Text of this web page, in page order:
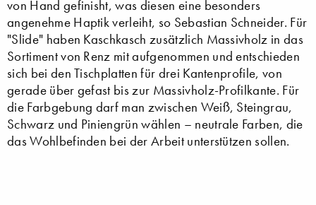
von Hand gefinisht, was diesen eine besonders
angenehme Haptik verleiht, so Sebastian Schneider. Für
"Slide" haben Kaschkasch zusätzlich Massivholz in das
Sortiment von Renz mit aufgenommen und entschieden
sich bei den Tischplatten für drei Kantenprofile, von
gerade über gefast bis zur Massivholz-Profilkante. Für
die Farbgebung darf man zwischen Weiß, Steingrau,
Schwarz und Piniengrün wählen – neutrale Farben, die
das Wohlbefinden bei der Arbeit unterstützen sollen.